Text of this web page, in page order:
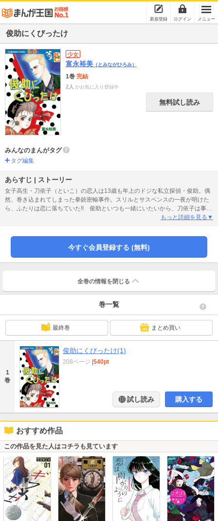
新規登録 ログイン メニュー
俊助にくびったけ
少女
富永裕美 （とみながひろみ）
1巻 完結
2人 がお気に入り登録中
無料試し読み
みんなのまんがタグ
タグ編集
あらすじ | ストーリー
女子高生・刀依子（といこ）の恋人は13歳も年上のドジな私立探偵・俊助。偶
然、巻き込まれてしまった拳銃密輸事件。スリルとサスペンスの一夜が明けた
ら、ふたりは恋に落ちていた!! 俊助といつも一緒にいたいから、刀依子は事件
に首を突っ込んでは、危険な目にあってしまう……。ふたりのラブゲームはい
る。そんな俊助について行きます、どこまでも!!
もっと詳細を見る▼
今すぐ会員登録する (無料)
全巻の情報を 閉じる
巻一覧
最終巻 まとめ買い
1
巻
俊助にくびったけ(1)
208ページ 540pt
試し読み 購入する
おすすめ作品
この作品を見た人はコチラも見ています